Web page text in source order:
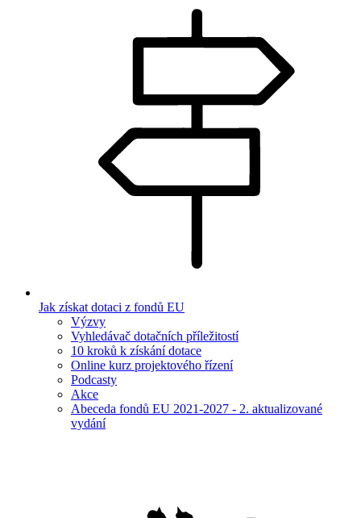
Jak získat dotaci z fondů EU
Výzvy
Vyhledávač dotačních příležitostí
10 kroků k získání dotace
Online kurz projektového řízení
Podcasty
Akce
Abeceda fondů EU 2021-2027 - 2. aktualizované
vydání